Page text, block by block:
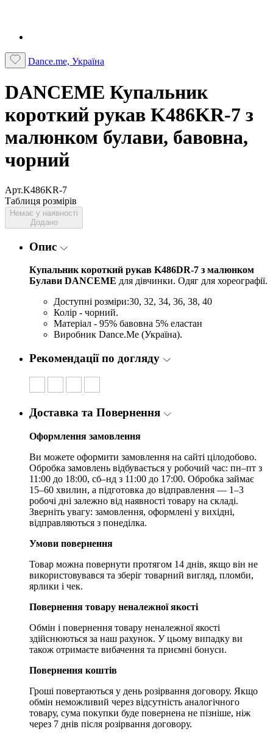
Dance.me, Україна
DANCEME Купальник
короткий рукав K486KR-7 з
малюнком булави, бавовна,
чорний
Арт.K486KR-7
Таблиця розмірів
Немає у наявності
Додано
Опис
Купальник короткий рукав K486DR-7 з малюнком
Булави DANCEME для дівчинки. Одяг для хореографії.
Доступні розміри:30, 32, 34, 36, 38, 40
Колір - чорний.
Матеріал - 95% бавовна 5% еластан
Виробник Dance.Me (Україна).
Рекомендації по догляду
Доставка та Повернення
Оформлення замовлення
Ви можете оформити замовлення на сайті цілодобово.
Обробка замовлень відбувається у робочий час: пн–пт з
11:00 до 18:00, сб–нд з 11:00 до 17:00. Обробка займає
15–60 хвилин, а підготовка до відправлення — 1–3
робочі дні залежно від наявності товару на складі.
Зверніть увагу: замовлення, оформлені у вихідні,
відправляються з понеділка.
Умови повернення
Товар можна повернути протягом 14 днів, якщо він не
використовувався та зберіг товарний вигляд, пломби,
ярлики і чек.
Повернення товару неналежної якості
Обмін і повернення товару неналежної якості
здійснюються за наш рахунок. У цьому випадку ви
також отримаєте вибачення та приємні бонуси.
Повернення коштів
Гроші повертаються у день розірвання договору. Якщо
обмін неможливий через відсутність аналогічного
товару, сума покупки буде повернена не пізніше, ніж
через 7 днів після розірвання договору.